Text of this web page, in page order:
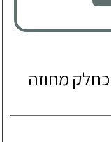
מחוזה